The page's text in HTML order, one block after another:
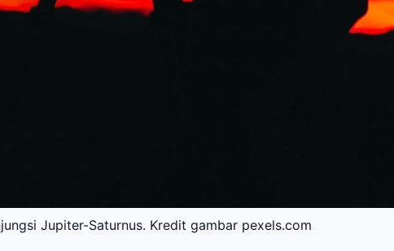
Jupiter-Saturnus. Kredit gambar pexels.com